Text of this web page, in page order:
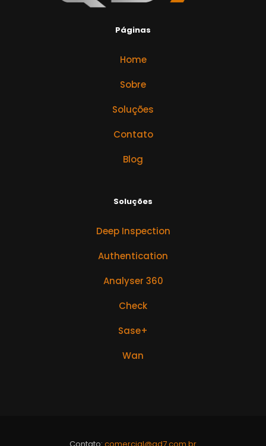
Páginas
Home
Sobre
Soluções
Contato
Blog
Soluções
Deep Inspection
Authentication
Analyser 360
Check
Sase+
Wan